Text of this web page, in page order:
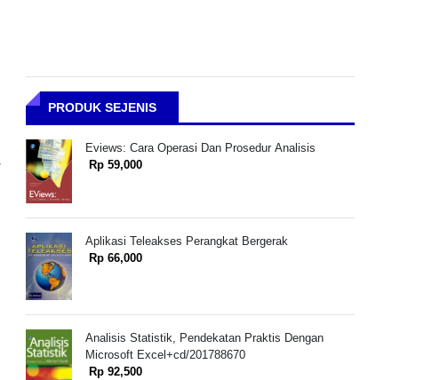
PRODUK SEJENIS
Eviews: Cara Operasi Dan Prosedur Analisis
Rp 59,000
Aplikasi Teleakses Perangkat Bergerak
Rp 66,000
Analisis Statistik, Pendekatan Praktis Dengan
Microsoft Excel+cd/201788670
Rp 92,500